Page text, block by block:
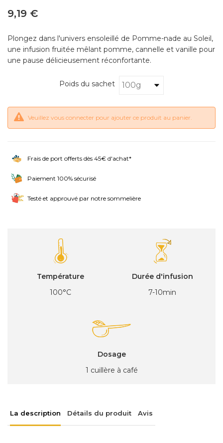
9,19 €
Plongez dans l'univers ensoleillé de Pomme-nade au Soleil,
une infusion fruitée mêlant pomme, cannelle et vanille pour
une pause délicieusement réconfortante.
Poids du sachet
Veuillez vous connecter pour ajouter ce produit au panier.
Frais de port offerts dès 45€ d'achat*
Paiement 100% sécurisé
Testé et approuvé par notre sommelière
Température
100°C
Durée d'infusion
7-10min
Dosage
1 cuillère à café
La description Détails du produit Avis